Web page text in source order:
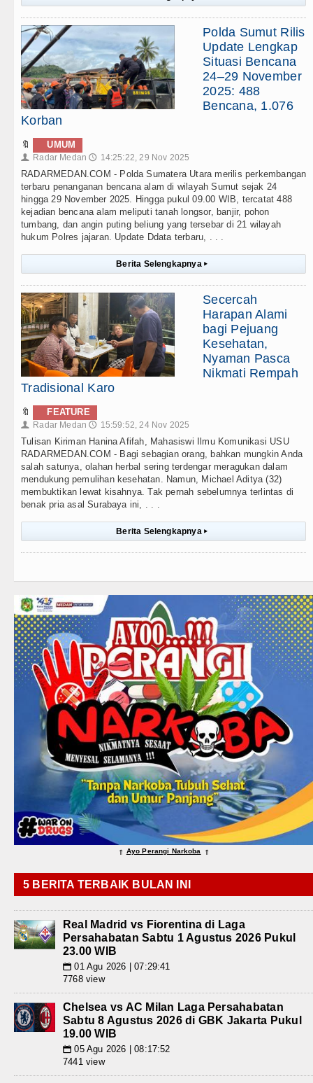
Polda Sumut Rilis
Update Lengkap
Situasi Bencana
24–29 November
2025: 488
Bencana, 1.076
Korban
🔖 UMUM
👤 Radar Medan 🕔 14:25:22, 29 Nov 2025
RADARMEDAN.COM - Polda Sumatera Utara merilis perkembangan
terbaru penanganan bencana alam di wilayah Sumut sejak 24
hingga 29 November 2025. Hingga pukul 09.00 WIB, tercatat 488
kejadian bencana alam meliputi tanah longsor, banjir, pohon
tumbang, dan angin puting beliung yang tersebar di 21 wilayah
hukum Polres jajaran. Update Ddata terbaru, . . .
Berita Selengkapnya ▸
Secercah
Harapan Alami
bagi Pejuang
Kesehatan,
Nyaman Pasca
Nikmati Rempah
Tradisional Karo
🔖 FEATURE
👤 Radar Medan 🕔 15:59:52, 24 Nov 2025
Tulisan Kiriman Hanina Afifah, Mahasiswi Ilmu Komunikasi USU
RADARMEDAN.COM - Bagi sebagian orang, bahkan mungkin Anda
salah satunya, olahan herbal sering terdengar meragukan dalam
mendukung pemulihan kesehatan. Namun, Michael Aditya (32)
membuktikan lewat kisahnya. Tak pernah sebelumnya terlintas di
benak pria asal Surabaya ini, . . .
Berita Selengkapnya ▸
⇑ Ayo Perangi Narkoba ⇑
5 BERITA TERBAIK BULAN INI
Real Madrid vs Fiorentina di Laga
Persahabatan Sabtu 1 Agustus 2026 Pukul
23.00 WIB
📅 01 Agu 2026 | 07:29:41
7768 view
Chelsea vs AC Milan Laga Persahabatan
Sabtu 8 Agustus 2026 di GBK Jakarta Pukul
19.00 WIB
📅 05 Agu 2026 | 08:17:52
7441 view